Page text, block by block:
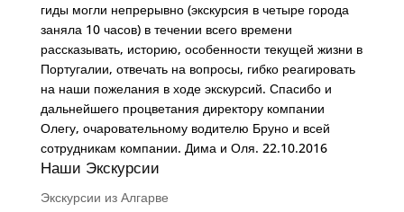
гиды могли непрерывно (экскурсия в четыре города
заняла 10 часов) в течении всего времени
рассказывать, историю, особенности текущей жизни в
Португалии, отвечать на вопросы, гибко реагировать
на наши пожелания в ходе экскурсий. Спасибо и
дальнейшего процветания директору компании
Олегу, очаровательному водителю Бруно и всей
сотрудникам компании. Дима и Оля. 22.10.2016
Наши Экскурсии
Экскурсии из Алгарве